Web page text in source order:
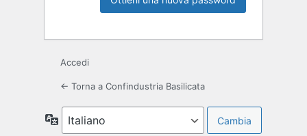
Accedi
← Torna a Confindustria Basilicata
Lingua